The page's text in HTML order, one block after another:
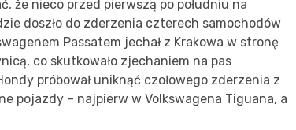
że nieco przed pierwszą po południu na
doszło do zderzenia czterech samochodów
Passatem jechał z Krakowa w stronę
co skutkowało zjechaniem na pas
próbował uniknąć czołowego zderzenia z
pojazdy – najpierw w Volkswagena Tiguana, a